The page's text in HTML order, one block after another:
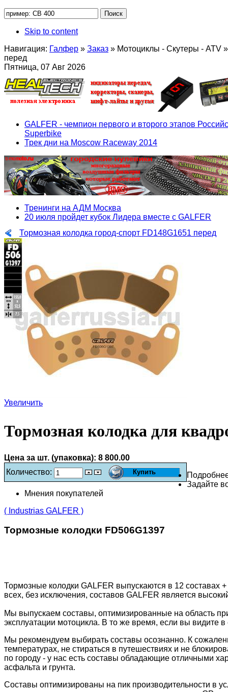
Skip to content
Навигация: Галфер » Заказ » Мотоциклы - Скутеры - ATV »
перед
Пятница, 07 Авг 2026
GALFER - чемпион первого и второго этапов
Superbike
Трек дни на Moscow Raceway 2014
Тренинги на АДМ Москва
20 июля пройдет кубок Лидера вместе с GALFER
Тормозная колодка город-спорт FD148G1651 перед
Увеличить
Тормозная колодка для
Цена за шт. (упаковка): 8 800.00
Количество:
Задайте
Мнения покупателей
( Industrias GALFER )
Тормозные колодки FD506G1397
Тормозные колодки GALFER выпускаются в 12 составах
всех, без исключения, составов GALFER является
Мы выпускаем составы, оптимизированные на область
эксплуатации мотоцикла. В то же время, если вы видите
Мы рекомендуем выбирать составы осознанно. К
температурах, не стираться в путешествиях и не
по городу - у нас есть составы обладающие отличными
асфальта и грунта.
Составы оптимизированы на пик производительности в